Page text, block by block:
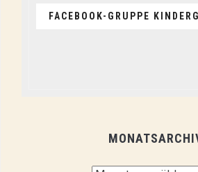
FACEBOOK-GRUPPE